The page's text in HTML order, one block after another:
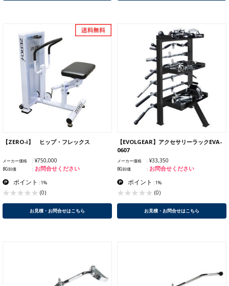
【ZERO-i】 ヒップ・フレックス
メーカー価格 ¥750,000
BG卸価 お問合せください
ポイント : 1%
(0)
お見積・お問合せはこちら
【EVOLGEAR】アクセサリーラックEVA-
0607
メーカー価格 ¥33,350
BG卸価 お問合せください
ポイント : 1%
(0)
お見積・お問合せはこちら